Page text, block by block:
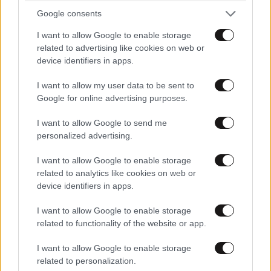
Google consents
I want to allow Google to enable storage
related to advertising like cookies on web or
device identifiers in apps.
I want to allow my user data to be sent to
Google for online advertising purposes.
I want to allow Google to send me
personalized advertising.
I want to allow Google to enable storage
related to analytics like cookies on web or
device identifiers in apps.
I want to allow Google to enable storage
related to functionality of the website or app.
I want to allow Google to enable storage
related to personalization.
ΣΧΌΛΙΑ ΑΝΑΓΝΩΣΤΏΝ